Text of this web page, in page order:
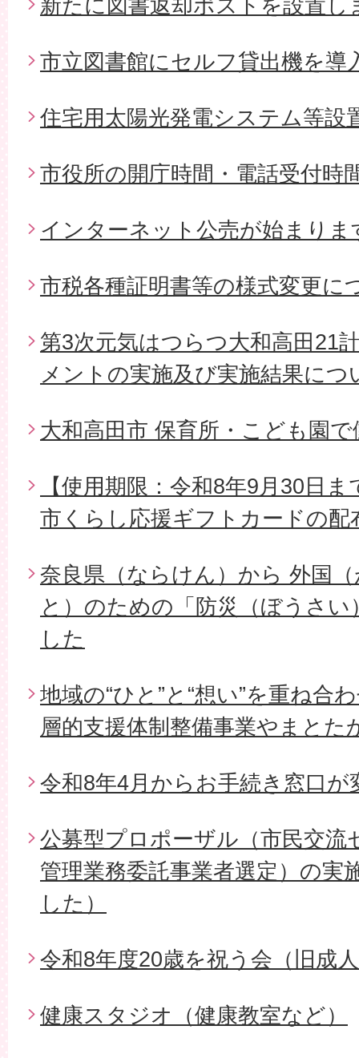
新たに図書返却ポストを設置し
市立図書館にセルフ貸出機を導
住宅用太陽光発電システム等設
市役所の開庁時間・電話受付時
インターネット公売が始まりま
市税各種証明書等の様式変更に
第3次元気はつらつ大和高田21
メントの実施及び実施結果につ
大和高田市 保育所・こども園
【使用期限：令和8年9月30日
市くらし応援ギフトカードの配
奈良県（ならけん）から 外国
と）のための「防災（ぼうさ
した
地域の“ひと”と“想い”を重ね合
層的支援体制整備事業やまとた
令和8年4月からお手続き窓口が
公募型プロポーザル（市民交流
管理業務委託事業者選定）の実
した）
令和8年度20歳を祝う会（旧成
健康スタジオ（健康教室など）